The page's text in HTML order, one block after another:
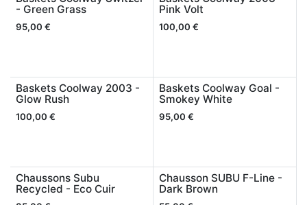
- Green Grass
95,00 €
Pink Volt
100,00 €
Baskets Coolway 2003 -
Glow Rush
100,00 €
Baskets Coolway Goal -
Smokey White
95,00 €
Chaussons Subu
Recycled - Eco Cuir
Chausson SUBU F-Line -
Dark Brown